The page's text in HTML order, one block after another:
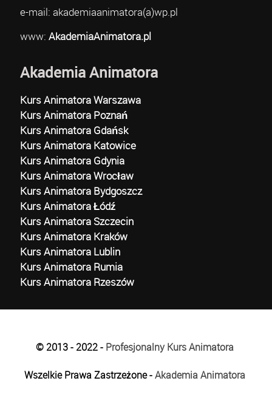
e-mail: akademiaanimatora(a)wp.pl
www: AkademiaAnimatora.pl
Akademia Animatora
Kurs Animatora Warszawa
Kurs Animatora Poznań
Kurs Animatora Gdańsk
Kurs Animatora Katowice
Kurs Animatora Gdynia
Kurs Animatora Wrocław
Kurs Animatora Bydgoszcz
Kurs Animatora Łódź
Kurs Animatora Szczecin
Kurs Animatora Kraków
Kurs Animatora Lublin
Kurs Animatora Rumia
Kurs Animatora Rzeszów
© 2013 - 2022 - Profesjonalny Kurs Animatora
Wszelkie Prawa Zastrzeżone -Akademia Animatora